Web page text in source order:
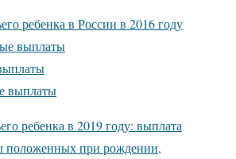
ребенка в России в 2016 году
выплаты
выплаты
ребенка в 2019 году: выплата
положенных при рождении,